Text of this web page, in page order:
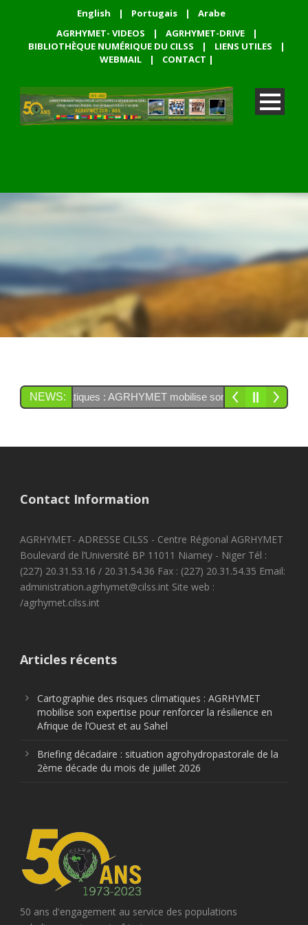
English | Portugais |
Arabe
AGRHYMET- VIDEOS
| AGRHYMET-DRIVE
|
BIBLIOTHÈQUE NUMÉRIQUE DU CILSS
| LIENS UTILES
|
WEBMAIL
| CONTACT |
NEWS:
risques climatiques : AGRHYMET mobilise son expertise pour
Contact Information
AGRHYMET- ADRESSE CILSS - Centre Régional AGRHYMET
Boulevard de l’Université BP 11011 Niamey - Niger Tél :
(227) 20.31.53.16 / 20.31.54.36 Fax : (227) 20.31.54.35 Email:
administration.agrhymet@cilss.int Site web :
/agrhymet.cilss.int
Articles récents
Cartographie des risques climatiques : AGRHYMET
mobilise son expertise pour renforcer la résilience en
Afrique de l’Ouest et au Sahel
Briefing décadaire : situation agrohydropastorale de la
2ème décade du mois de juillet 2026
50 ans d'engagement au service des populations